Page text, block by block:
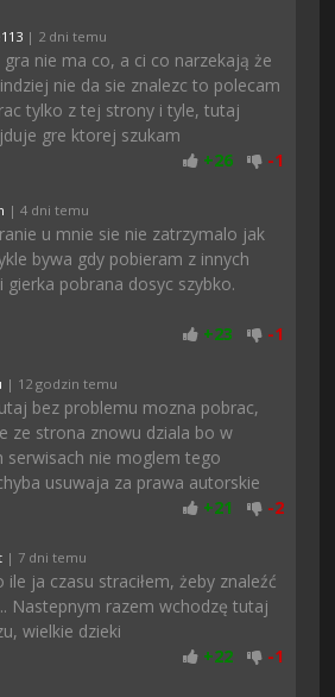
| 2 dni temu
gra nie ma co, a ci co narzekają że
nie da sie znalezc to polecam
tylko z tej strony i tyle, tutaj
gre ktorej szukam
+26 -1
| 4 dni temu
u mnie sie nie zatrzymalo jak
bywa gdy pobieram z innych
gierka pobrana dosyc szybko.
+23 -1
| 12 godzin temu
bez problemu mozna pobrac,
ze strona znowu dziala bo w
serwisach nie moglem tego
usuwaja za prawa autorskie
+21 -2
| 7 dni temu
ile ja czasu straciłem, żeby znaleźć
Nastepnym razem wchodzę tutaj
wielkie dzieki
+22 -1